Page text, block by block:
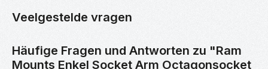
Veelgestelde vragen
Häufige Fragen und Antworten zu "Ram
Mounts Enkel Socket Arm Octagonsocket